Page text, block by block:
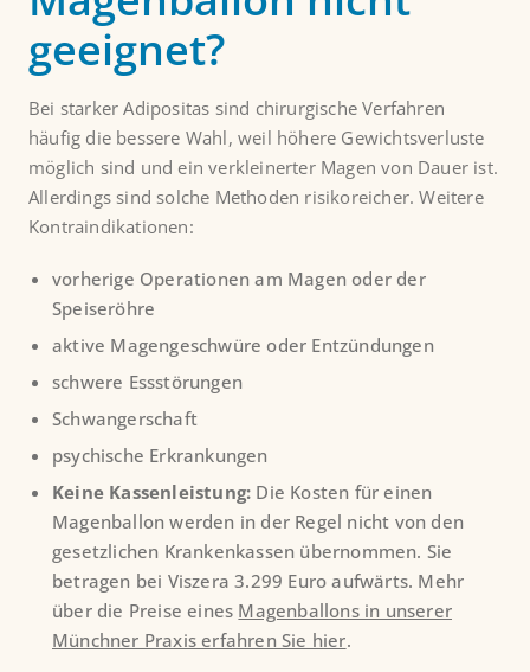
geeignet?
Bei starker Adipositas sind chirurgische Verfahren
häufig die bessere Wahl, weil höhere Gewichtsverluste
möglich sind und ein verkleinerter Magen von Dauer ist.
Allerdings sind solche Methoden risikoreicher. Weitere
Kontraindikationen:
vorherige Operationen am Magen oder der
Speiseröhre
aktive Magengeschwüre oder Entzündungen
schwere Essstörungen
Schwangerschaft
psychische Erkrankungen
Keine Kassenleistung: Die Kosten für einen
Magenballon werden in der Regel nicht von den
gesetzlichen Krankenkassen übernommen. Sie
betragen bei Viszera 3.299 Euro aufwärts. Mehr
über die Preise eines Magenballons in unserer
Münchner Praxis erfahren Sie hier.